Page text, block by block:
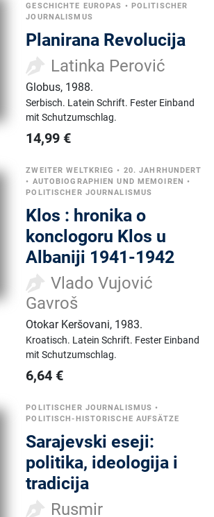
GESCHICHTE EUROPAS • POLITISCHER
JOURNALISMUS
Planirana Revolucija
Latinka Perović
Globus, 1988.
Serbisch. Latein Schrift. Fester Einband
mit Schutzumschlag.
14,99 €
ZWEITER WELTKRIEG • 20. JAHRHUNDERT
• AUTOBIOGRAPHIEN UND MEMOIREN •
POLITISCHER JOURNALISMUS
Klos : hronika o
konclogoru Klos u
Albaniji 1941-1942
Vlado Vujović
Gavroš
Otokar Keršovani, 1983.
Kroatisch. Latein Schrift. Fester Einband
mit Schutzumschlag.
6,64 €
POLITISCHER JOURNALISMUS •
POLITISCH-HISTORISCHE AUFSÄTZE
Sarajevski eseji:
politika, ideologija i
tradicija
Rusmir